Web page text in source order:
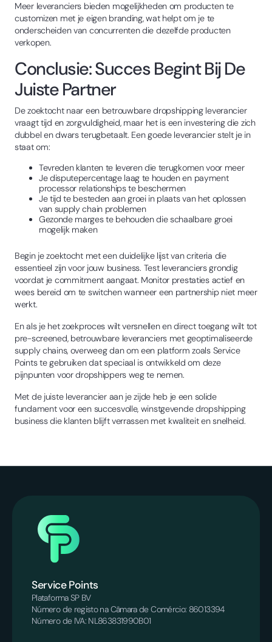
Meer leveranciers bieden mogelijkheden om producten te
customizen met je eigen branding, wat helpt om je te
onderscheiden van concurrenten die dezelfde producten
verkopen.
Conclusie: Succes Begint Bij De
Juiste Partner
De zoektocht naar een betrouwbare dropshipping leverancier
vraagt tijd en zorgvuldigheid, maar het is een investering die zich
dubbel en dwars terugbetaalt. Een goede leverancier stelt je in
staat om:
Tevreden klanten te leveren die terugkomen voor meer
Je disputepercentage laag te houden en payment
processor relationships te beschermen
Je tijd te besteden aan groei in plaats van het oplossen
van supply chain problemen
Gezonde marges te behouden die schaalbare groei
mogelijk maken
Begin je zoektocht met een duidelijke lijst van criteria die
essentieel zijn voor jouw business. Test leveranciers grondig
voordat je commitment aangaat. Monitor prestaties actief en
wees bereid om te switchen wanneer een partnership niet meer
werkt.
En als je het zoekproces wilt versnellen en direct toegang wilt tot
pre-screened, betrouwbare leveranciers met geoptimaliseerde
supply chains, overweeg dan om een platform zoals Service
Points te gebruiken dat speciaal is ontwikkeld om deze
pijnpunten voor dropshippers weg te nemen.
Met de juiste leverancier aan je zijde heb je een solide
fundament voor een succesvolle, winstgevende dropshipping
business die klanten blijft verrassen met kwaliteit en snelheid.
Service Points
Plataforma SP BV
Número de registo na Câmara de Comércio: 86013394
Número de IVA: NL863831990B01